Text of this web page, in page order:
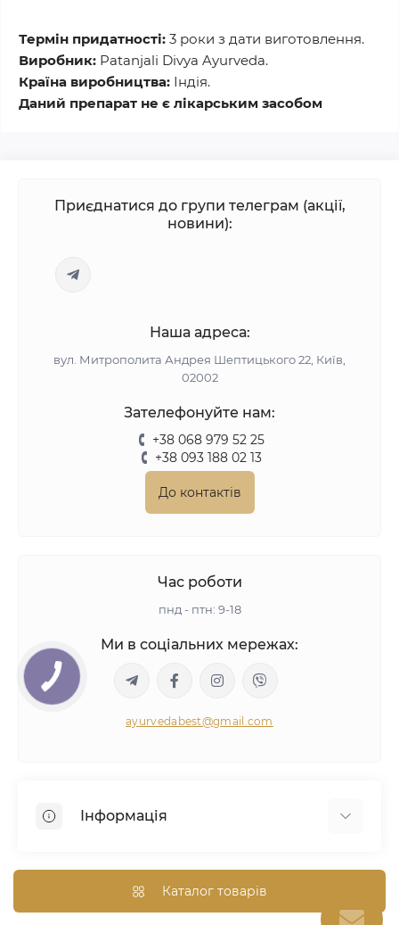
Термін придатності: 3 роки з дати виготовлення.
Виробник: Patanjali Divya Ayurveda.
Країна виробництва: Індія.
Даний препарат не є лікарським засобом
Приєднатися до групи телеграм (акції,
новини):
Наша адреса:
вул. Митрополита Андрея Шептицького 22, Київ,
02002
Зателефонуйте нам:
+38 068 979 52 25
+38 093 188 02 13
До контактів
Час роботи
пнд - птн: 9-18
Ми в соціальних мережах:
ayurvedabest@gmail.com
Інформація
Аюрведична консультація
Оптом/Знижки
Каталог товарів